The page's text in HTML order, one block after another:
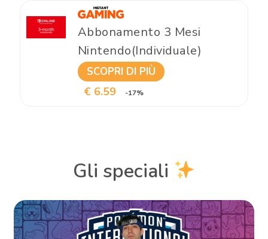
Abbonamento 3 Mesi
Nintendo(Individuale)
SCOPRI DI PIÙ
€ 6.59 -17%
Gli speciali